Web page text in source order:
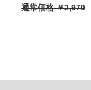
通常価格 ￥2,970